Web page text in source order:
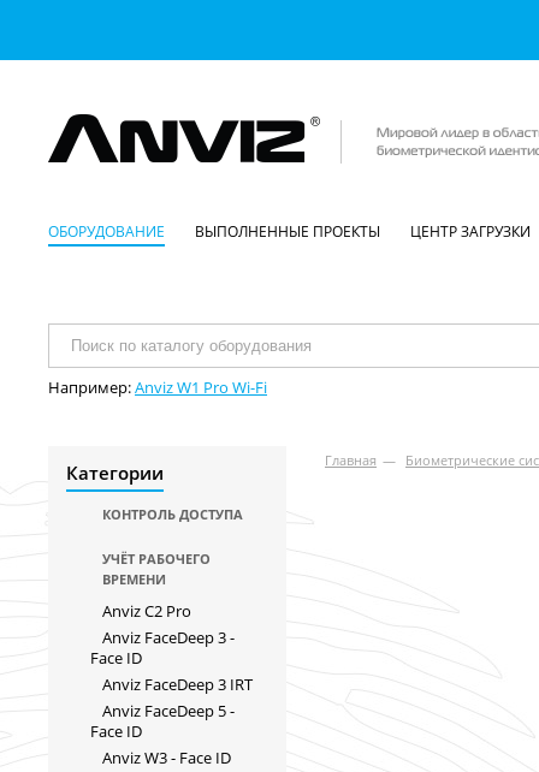
ОБОРУДОВАНИЕ ВЫПОЛНЕННЫЕ ПРОЕКТЫ ЦЕНТР ЗАГРУЗКИ
Например:Anviz W1 Pro Wi-Fi
Категории
КОНТРОЛЬ ДОСТУПА
УЧЁТ РАБОЧЕГО
ВРЕМЕНИ
Anviz C2 Pro
Anviz FaceDeep 3 -
Face ID
Anviz FaceDeep 3 IRT
Anviz FaceDeep 5 -
Face ID
Anviz W3 - Face ID
Главная — Биометрические